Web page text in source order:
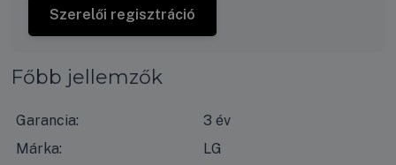
Szerelői regisztráció
Főbb jellemzők
Garancia:
3 év
Márka:
LG